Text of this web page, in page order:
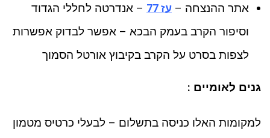
אתר ההנצחה – עז 77
– אנדרטה לחללי הגדוד
וסיפור הקרב בעמק הבכא – אפשר לבדוק אפשרות
לצפות בסרט על הקרב בקיבוץ אורטל הסמוך
גנים לאומיים :
למקומות האלו כניסה בתשלום – לבעלי כרטיס מטמון